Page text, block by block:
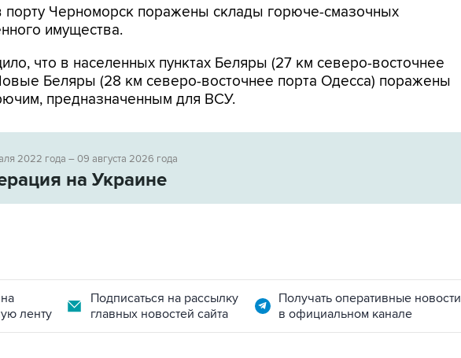
порту Черноморск поражены склады горюче-смазочных
имущества.
что в населенных пунктах Беляры (27 км северо-восточнее
Беляры (28 км северо-восточнее порта Одесса) поражены
предназначенным для ВСУ.
2022 года – 09 августа 2026 года
на Украине
ленту
Подписаться на рассылку
главных новостей сайта
Получать оперативные новости
в официальном канале